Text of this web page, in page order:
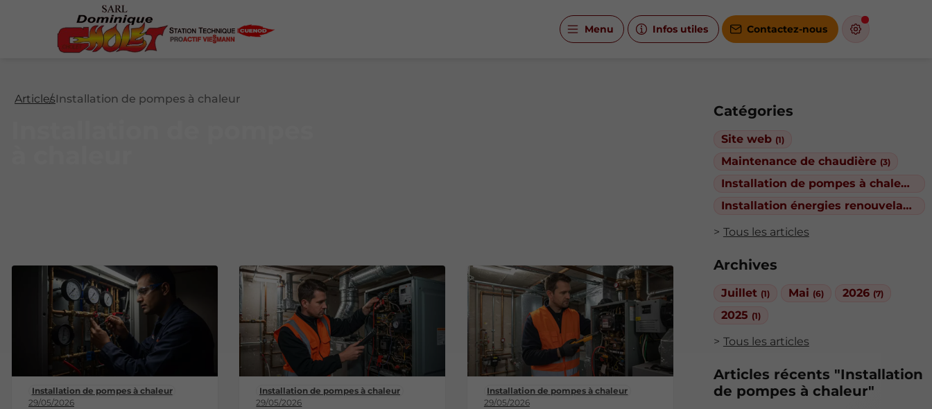
Menu Infos utiles Contactez-nous
Catégories
Site web (1)
Maintenance de chaudière (3)
Installation de pompes à chaleur
Installation énergies renouvelables
Tous les articles
Archives
Juillet (1) Mai (6) 2026 (7)
2025 (1)
Tous les articles
Articles récents "Installation
de pompes à chaleur"
ArticlesInstallation de pompes à chaleur
Installation de pompes à chaleur
29/05/2026
Installation de pompes à chaleur
29/05/2026
Installation de pompes à chaleur
29/05/2026